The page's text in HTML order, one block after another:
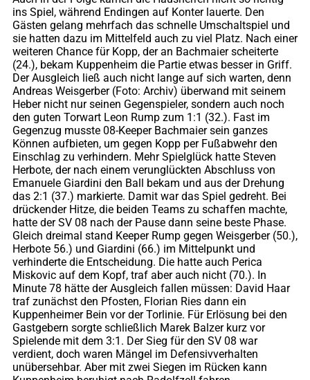
ins Spiel, während Endingen auf Konter lauerte. Den
Gästen gelang mehrfach das schnelle Umschaltspiel und
sie hatten dazu im Mittelfeld auch zu viel Platz. Nach einer
weiteren Chance für Kopp, der an Bachmaier scheiterte
(24.), bekam Kuppenheim die Partie etwas besser in Griff.
Der Ausgleich ließ auch nicht lange auf sich warten, denn
Andreas Weisgerber (Foto: Archiv) überwand mit seinem
Heber nicht nur seinen Gegenspieler, sondern auch noch
den guten Torwart Leon Rump zum 1:1 (32.). Fast im
Gegenzug musste 08-Keeper Bachmaier sein ganzes
Können aufbieten, um gegen Kopp per Fußabwehr den
Einschlag zu verhindern. Mehr Spielglück hatte Steven
Herbote, der nach einem verunglückten Abschluss von
Emanuele Giardini den Ball bekam und aus der Drehung
das 2:1 (37.) markierte. Damit war das Spiel gedreht. Bei
drückender Hitze, die beiden Teams zu schaffen machte,
hatte der SV 08 nach der Pause dann seine beste Phase.
Gleich dreimal stand Keeper Rump gegen Weisgerber (50.),
Herbote 56.) und Giardini (66.) im Mittelpunkt und
verhinderte die Entscheidung. Die hatte auch Perica
Miskovic auf dem Kopf, traf aber auch nicht (70.). In
Minute 78 hätte der Ausgleich fallen müssen: David Haar
traf zunächst den Pfosten, Florian Ries dann ein
Kuppenheimer Bein vor der Torlinie. Für Erlösung bei den
Gastgebern sorgte schließlich Marek Balzer kurz vor
Spielende mit dem 3:1. Der Sieg für den SV 08 war
verdient, doch waren Mängel im Defensivverhalten
unübersehbar. Aber mit zwei Siegen im Rücken kann